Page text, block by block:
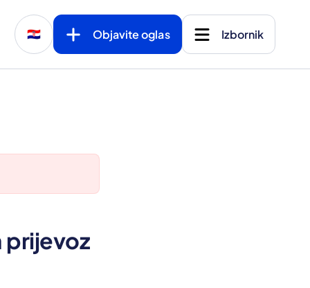
🇭🇷 Objavite oglas Izbornik
prijevoz